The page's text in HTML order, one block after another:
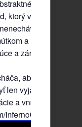
vízie
ktorý vťahuje diváka
priestor na
a utláčajúcou
a zároveň tajomne
aby sa zapojil
len vyjadrením a
a vnútornej